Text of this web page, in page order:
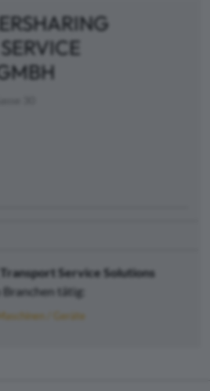
Service Solutions
tätig:
Maschinen / Geräte